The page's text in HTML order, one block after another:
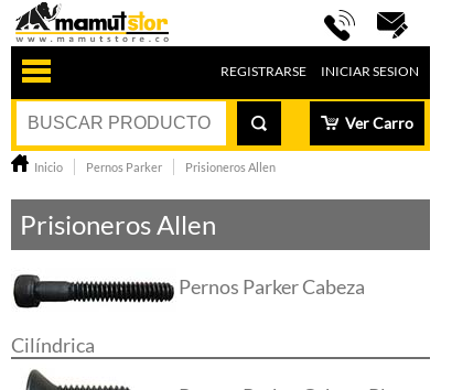
REGISTRARSE INICIAR SESION
Ver Carro
Inicio Pernos Parker Prisioneros Allen
Prisioneros Allen
Pernos Parker Cabeza
Cilíndrica